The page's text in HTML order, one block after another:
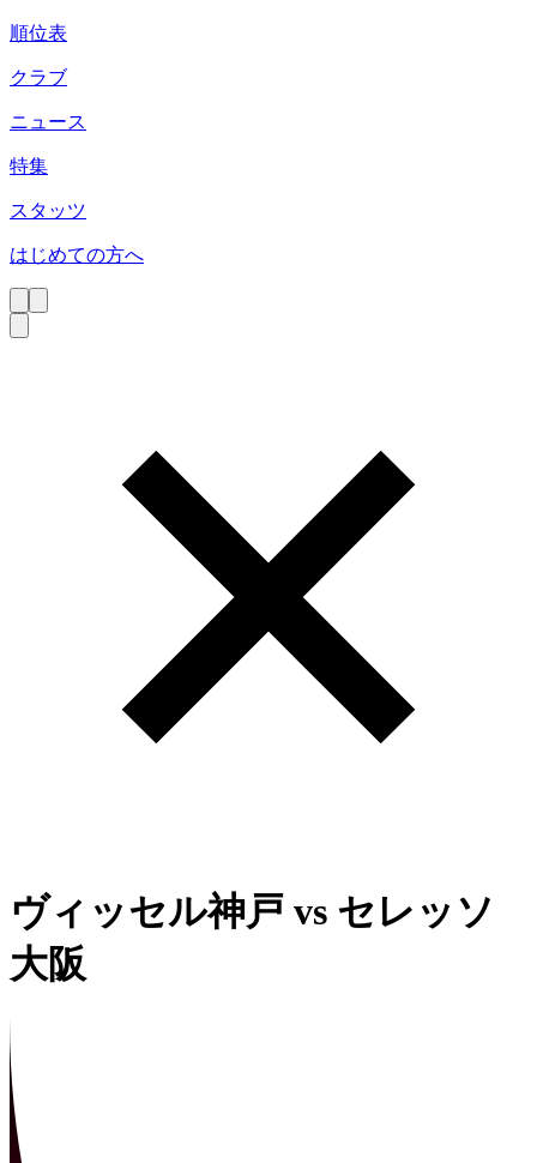
順位表
クラブ
ニュース
特集
スタッツ
はじめての方へ
ヴィッセル神戸 vs セレッソ
大阪